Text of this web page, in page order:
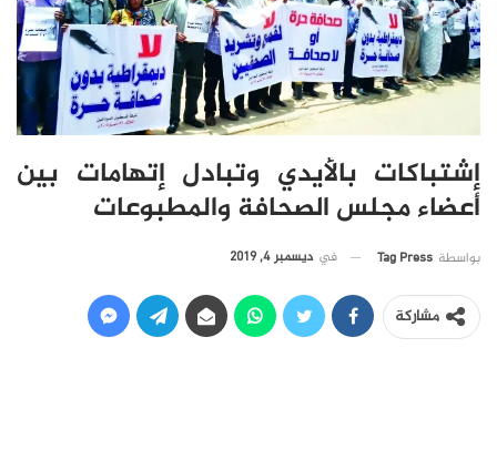
إشتباكات بالأيدي وتبادل إتهامات بين
أعضاء مجلس الصحافة والمطبوعات
بواسطة Tag Press في ديسمبر 4, 2019
مشاركة